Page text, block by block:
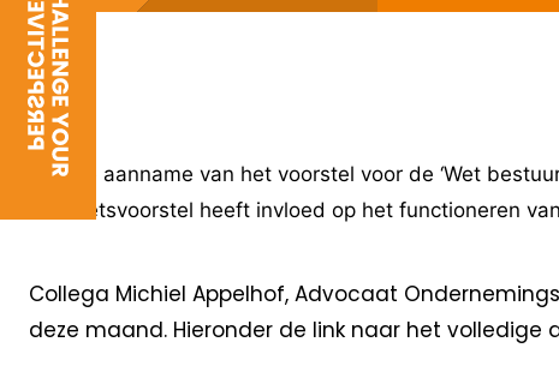
Met de aanname van het voorstel voor de ‘Wet
Het wetsvoorstel heeft invloed op het functioneren
Collega Michiel Appelhof, Advocaat
deze maand. Hieronder de link naar het volledige